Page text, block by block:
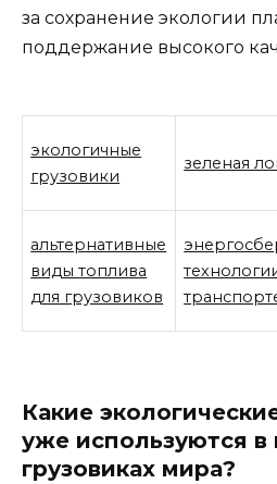
за сохранение экологии
поддержание высокого
экологичные
грузовики
зеленая
альтернативные
виды топлива
для грузовиков
Какие
уже используются
грузовиках мира?